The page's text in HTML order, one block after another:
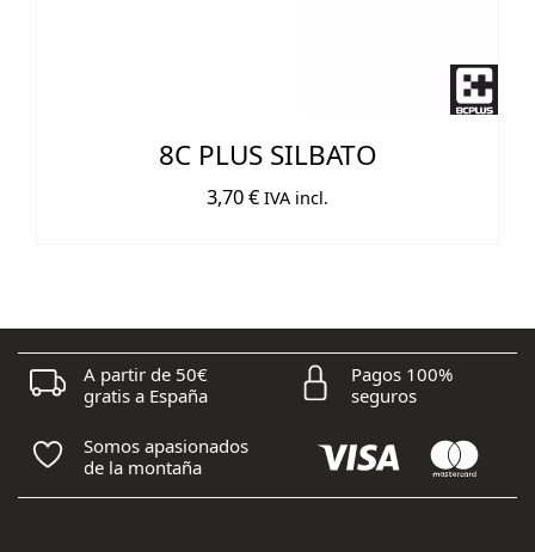
8C PLUS SILBATO
3,70€ IVA incl.
A partir de 50€
gratis a España
Pagos 100%
seguros
Somos apasionados
de la montaña